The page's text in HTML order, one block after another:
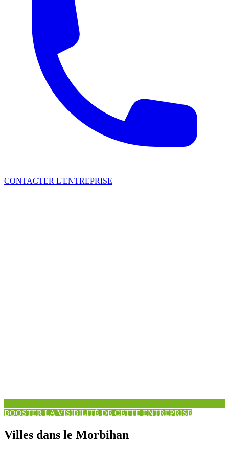
CONTACTER L'ENTREPRISE
BOOSTER LA VISIBILITÉ DE CETTE ENTREPRISE
Villes dans le Morbihan